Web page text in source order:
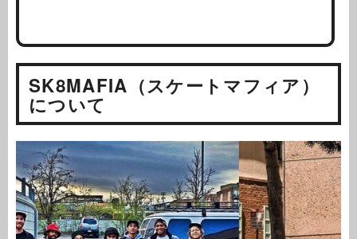
SK8MAFIA（スケートマフィア）
について